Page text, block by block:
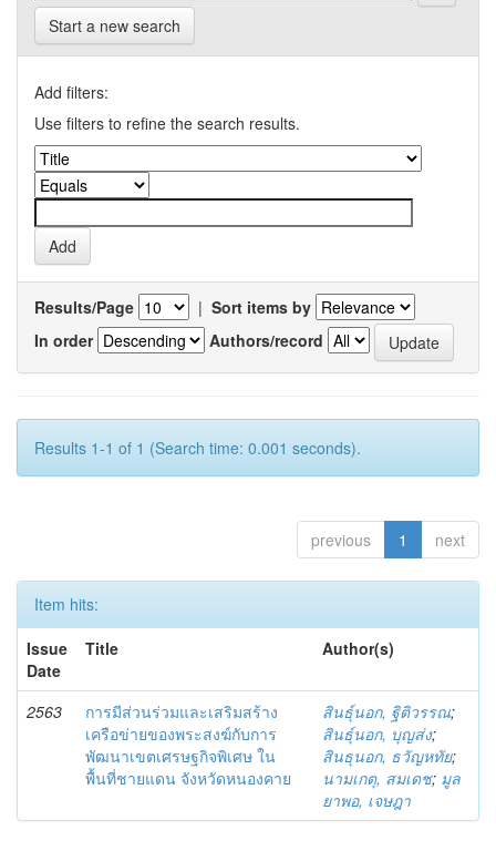
Start a new search
Add filters:
Use filters to refine the search results.
Results/Page | Sort items by
In order
Authors/record
Results 1-1 of 1 (Search time: 0.001 seconds).
previous 1 next
Item hits:
Issue
Date
Title Author(s)
2563
การมีส่วนร่วมและเสริมสร้าง
เครือข่ายของพระสงฆ์กับการ
พัฒนาเขตเศรษฐกิจพิเศษ ใน
พื้นที่ชายแดน จังหวัดหนองคาย
สินธุ์นอก, ฐิติวรรณ;
สินธุ์นอก, บุญส่ง;
สินธุนอก, ธวัญหทัย;
นามเกตุ, สมเดช; มูล
ยาพอ, เจษฎา